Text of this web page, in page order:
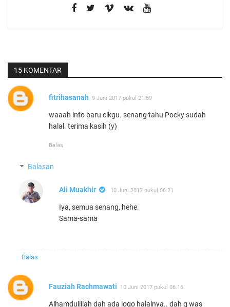
15 KOMENTAR
fitrihasanah 9 Juni 2017 pukul 21.59
waaah info baru cikgu. senang tahu Pocky sudah
halal. terima kasih (y)
Balas
Balasan
Ali Muakhir 10 Juni 2017 pukul 06.21
Iya, semua senang, hehe.
Sama-sama
Balas
Fauziah Rachmawati 10 Juni 2017 pukul 06.16
Alhamdulillah dah ada logo halalnya.. dah g was